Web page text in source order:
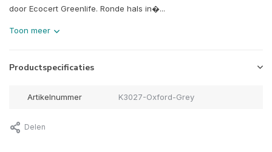
door Ecocert Greenlife. Ronde hals in�...
Toon meer
Productspecificaties
Artikelnummer K3027-Oxford-Grey
Delen